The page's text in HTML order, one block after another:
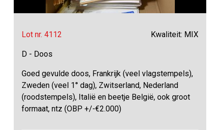
Lot nr. 4112 Kwaliteit: MIX
D - Doos
Goed gevulde doos, Frankrijk (veel vlagstempels),
Zweden (veel 1° dag), Zwitserland, Nederland
(roodstempels), Italië en beetje België, ook groot
formaat, ntz (OBP +/-€2.000)